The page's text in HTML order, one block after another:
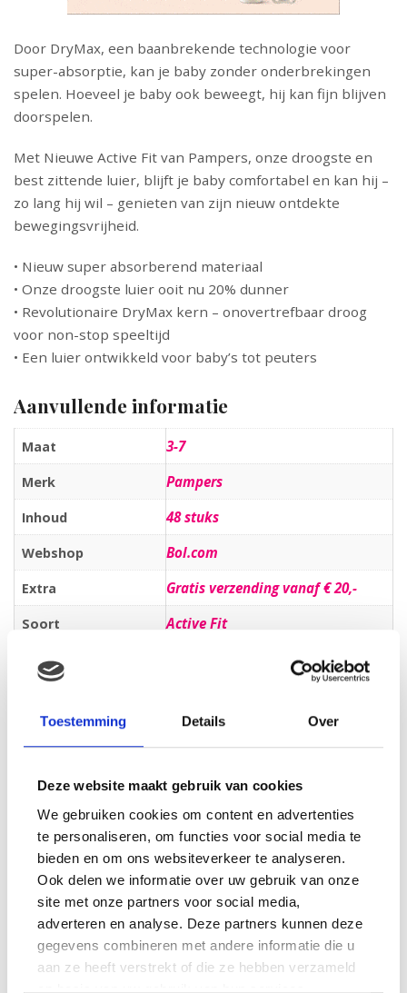
Toestemming Details Over
Deze website maakt gebruik van cookies
We gebruiken cookies om content en advertenties
te personaliseren, om functies voor social media te
bieden en om ons websiteverkeer te analyseren.
Ook delen we informatie over uw gebruik van onze
site met onze partners voor social media,
adverteren en analyse. Deze partners kunnen deze
gegevens combineren met andere informatie die u
aan ze heeft verstrekt of die ze hebben verzameld
Door DryMax, een baanbrekende technologie voor
super-absorptie, kan je baby zonder onderbrekingen
spelen. Hoeveel je baby ook beweegt, hij kan fijn blijven
doorspelen.
Met Nieuwe Active Fit van Pampers, onze droogste en
best zittende luier, blijft je baby comfortabel en kan hij –
zo lang hij wil – genieten van zijn nieuw ontdekte
bewegingsvrijheid.
• Nieuw super absorberend materiaal
• Onze droogste luier ooit nu 20% dunner
• Revolutionaire DryMax kern – onovertrefbaar droog
voor non-stop speeltijd
• Een luier ontwikkeld voor baby’s tot peuters
Aanvullende informatie
Maat 3-7
Merk Pampers
Inhoud 48 stuks
Webshop Bol.com
Extra Gratis verzending vanaf € 20,-
Soort Active Fit
Verpakking
Beoordelingen
Er zijn nog geen beoordelingen.
Wees de eerste om “Pampers Active Fit – Luiers Maat 3
– Voordeelpak Midi 48st” te beoordelen
Je e-mailadres wordt niet gepubliceerd.
Vereiste velden zijn
gemarkeerd met*
Je waardering*
Je beoordeling *